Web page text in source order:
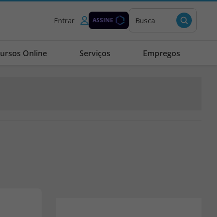
Entrar ASSINE Busca
Online Serviços Empregos